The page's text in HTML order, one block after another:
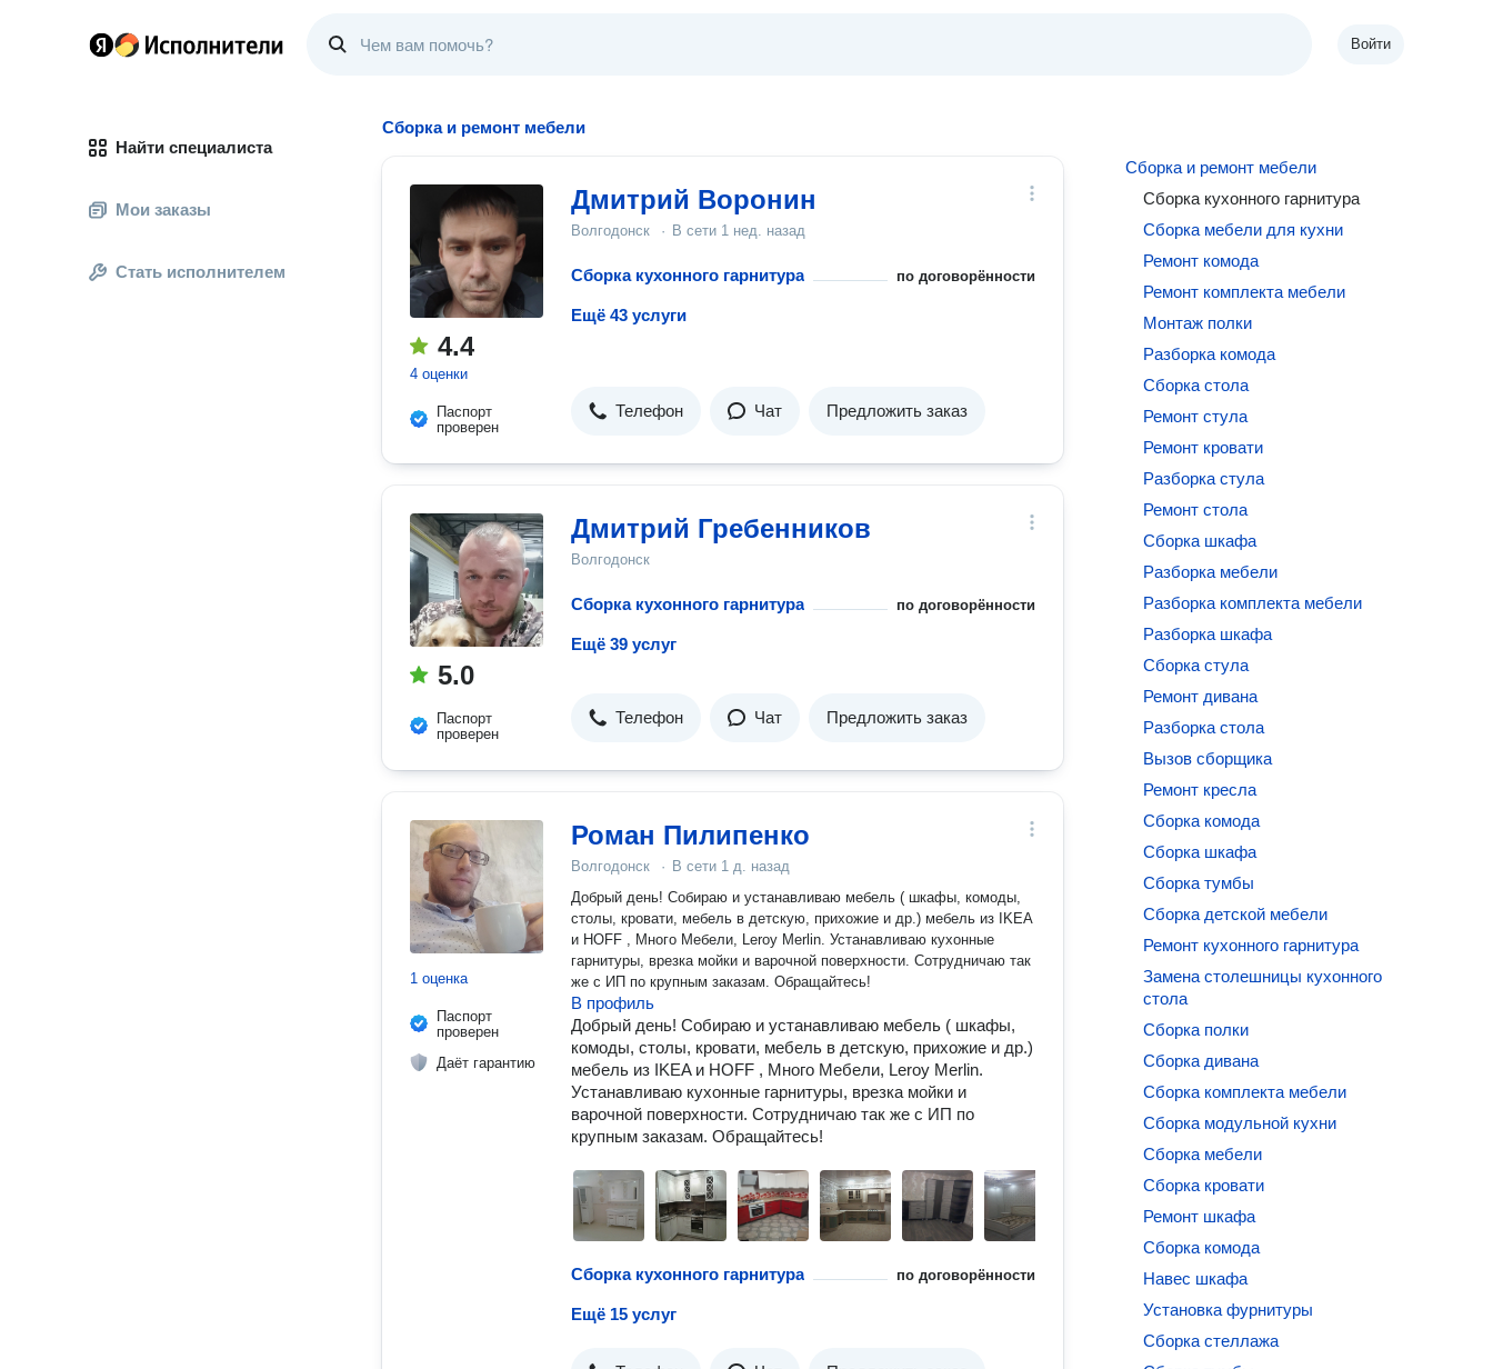
Войти
Найти специалиста
Мои заказы
Стать исполнителем
Сборка и ремонт мебели
4.4
4 оценки
Паспорт
проверен
Дмитрий Воронин
Волгодонск · В сети 1 нед. назад
Сборка кухонного гарнитура по договорённости
Ещё 43 услуги
Телефон Чат Предложить заказ
5.0
Паспорт
проверен
Дмитрий Гребенников
Волгодонск
Сборка кухонного гарнитура по договорённости
Ещё 39 услуг
Телефон Чат Предложить заказ
1 оценка
Паспорт
проверен
Даёт гарантию
Роман Пилипенко
Волгодонск · В сети 1 д. назад
Добрый день! Собираю и устанавливаю мебель ( шкафы, комоды,
столы, кровати, мебель в детскую, прихожие и др.) мебель из IKEA
и HOFF , Много Мебели, Leroy Merlin. Устанавливаю кухонные
гарнитуры, врезка мойки и варочной поверхности. Сотрудничаю так
же с ИП по крупным заказам. Обращайтесь!
В профиль
Добрый день! Собираю и устанавливаю мебель ( шкафы,
комоды, столы, кровати, мебель в детскую, прихожие и др.)
мебель из IKEA и HOFF , Много Мебели, Leroy Merlin.
Устанавливаю кухонные гарнитуры, врезка мойки и
варочной поверхности. Сотрудничаю так же с ИП по
крупным заказам. Обращайтесь!
Сборка кухонного гарнитура по договорённости
Ещё 15 услуг
Сборка и ремонт мебели
Сборка кухонного гарнитура
Сборка мебели для кухни
Ремонт комода
Ремонт комплекта мебели
Монтаж полки
Разборка комода
Сборка стола
Ремонт стула
Ремонт кровати
Разборка стула
Ремонт стола
Сборка шкафа
Разборка мебели
Разборка комплекта мебели
Разборка шкафа
Сборка стула
Ремонт дивана
Разборка стола
Вызов сборщика
Ремонт кресла
Сборка комода
Сборка шкафа
Сборка тумбы
Сборка детской мебели
Ремонт кухонного гарнитура
Замена столешницы кухонного
стола
Сборка полки
Сборка дивана
Сборка комплекта мебели
Сборка модульной кухни
Сборка мебели
Сборка кровати
Ремонт шкафа
Сборка комода
Навес шкафа
Установка фурнитуры
Сборка стеллажа